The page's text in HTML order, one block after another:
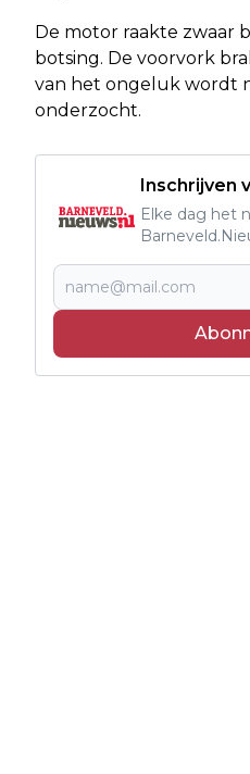
De motor raakte zwaar
botsing. De voorvork
van het ongeluk wordt
onderzocht.
Inschrijven
Elke dag het